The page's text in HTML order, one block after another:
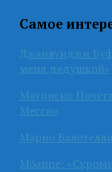
Самое
Джанлуиджи
меня дедушкой»
Маурисио
Месси»
Марио
Мбаппе: